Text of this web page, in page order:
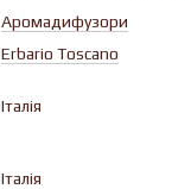
Аромадифузори
Erbario Toscano
Італія
Італія